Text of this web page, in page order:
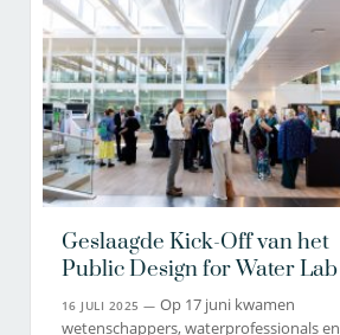
Geslaagde Kick-Off van het
Public Design for Water Lab
16 JULI 2025 —Op 17 juni kwamen
wetenschappers, waterprofessionals en